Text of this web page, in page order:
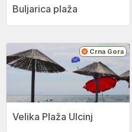
Buljarica plaža
Crna Gora
Velika Plaža Ulcinj